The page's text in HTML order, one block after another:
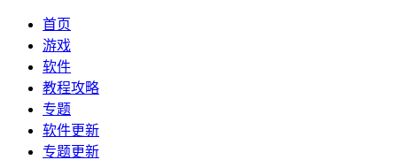
首页
游戏
软件
教程攻略
专题
软件更新
专题更新